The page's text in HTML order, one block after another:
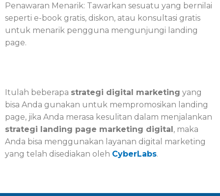
Penawaran Menarik: Tawarkan sesuatu yang bernilai
seperti e-book gratis, diskon, atau konsultasi gratis
untuk menarik pengguna mengunjungi landing
page.
Itulah beberapa strategi digital marketing yang
bisa Anda gunakan untuk mempromosikan landing
page, jika Anda merasa kesulitan dalam menjalankan
strategi landing page marketing digital, maka
Anda bisa menggunakan layanan digital marketing
yang telah disediakan oleh CyberLabs.